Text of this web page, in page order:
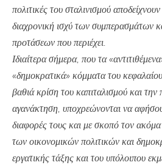
πολιτικές του σταλινισμού
διαχρονική ισχύ των συμπερασμάτων
προτάσεων που περιέχει.
Ιδιαίτερα σήμερα, που τα
«δημοκρατικά» κόμματα του
βαθιά κρίση του καπιταλισμού και την
αγανάκτηση, υποχρεώνονται να
διαφορές τους και με σκοπό τον
των οικονομικών πολιτικών και
εργατικής τάξης και του υπόλοιπου